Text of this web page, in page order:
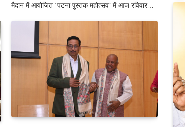
मैदान में आयोजित ‘पटना पुस्तक महोत्सव’ में आज रविवार…